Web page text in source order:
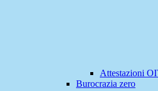
Attestazioni
Burocrazia zero